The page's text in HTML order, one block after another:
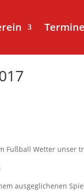
Termine
Fußball Wetter unser
ausgeglichenen